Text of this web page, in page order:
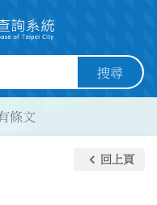
搜尋
條文
keyboard_arrow_left 回上頁